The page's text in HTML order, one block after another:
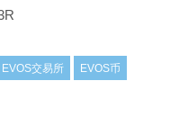
EVOS交易所 EVOS币